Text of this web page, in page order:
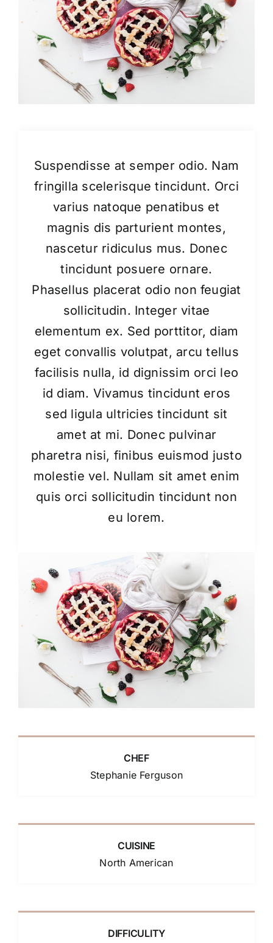
Project Description
Suspendisse at semper odio. Nam
fringilla scelerisque tincidunt. Orci
varius natoque penatibus et
magnis dis parturient montes,
nascetur ridiculus mus. Donec
tincidunt posuere ornare.
Phasellus placerat odio non feugiat
sollicitudin. Integer vitae
elementum ex. Sed porttitor, diam
eget convallis volutpat, arcu tellus
facilisis nulla, id dignissim orci leo
id diam. Vivamus tincidunt eros
sed ligula ultricies tincidunt sit
amet at mi. Donec pulvinar
pharetra nisi, finibus euismod justo
molestie vel. Nullam sit amet enim
quis orci sollicitudin tincidunt non
eu lorem.
CHEF
Stephanie Ferguson
CUISINE
North American
DIFFICULITY